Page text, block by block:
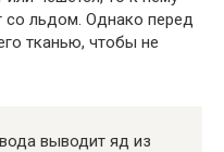
со льдом. Однако перед
тканью, чтобы не
выводит яд из